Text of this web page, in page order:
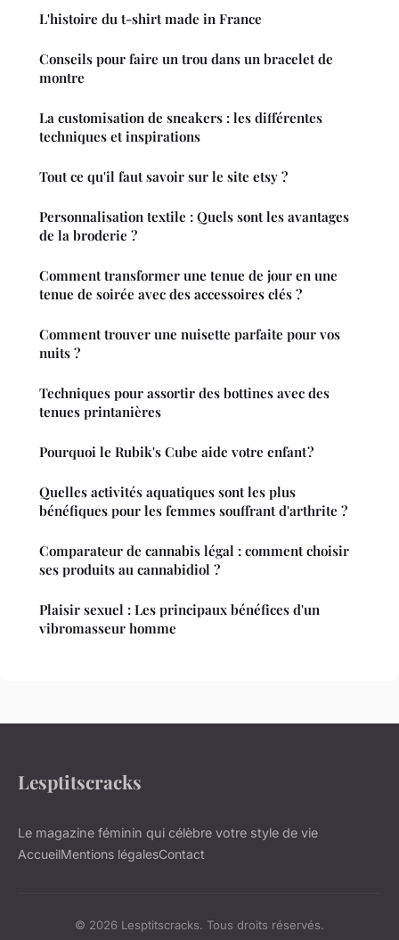
L'histoire du t-shirt made in France
Conseils pour faire un trou dans un bracelet de
montre
La customisation de sneakers : les différentes
techniques et inspirations
Tout ce qu'il faut savoir sur le site etsy ?
Personnalisation textile : Quels sont les avantages
de la broderie ?
Comment transformer une tenue de jour en une
tenue de soirée avec des accessoires clés ?
Comment trouver une nuisette parfaite pour vos
nuits ?
Techniques pour assortir des bottines avec des
tenues printanières
Pourquoi le Rubik's Cube aide votre enfant ?
Quelles activités aquatiques sont les plus
bénéfiques pour les femmes souffrant d'arthrite ?
Comparateur de cannabis légal : comment choisir
ses produits au cannabidiol ?
Plaisir sexuel : Les principaux bénéfices d'un
vibromasseur homme
Lesptitscracks
Le magazine féminin qui célèbre votre style de vie
AccueilMentions légalesContact
© 2026 Lesptitscracks. Tous droits réservés.